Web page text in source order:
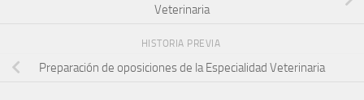
Veterinaria
HISTORIA PREVIA
Preparación de oposiciones de la Especialidad Veterinaria